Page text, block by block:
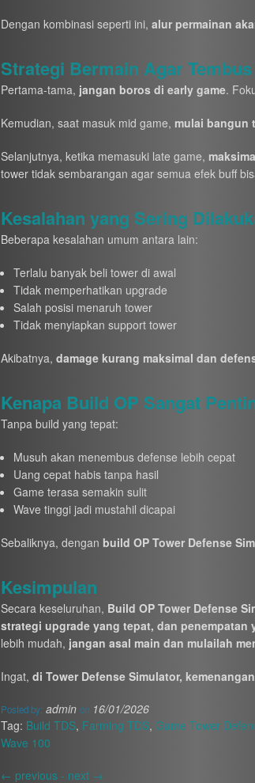
Dengan kombinasi seperti ini, alur permainan
Strategi Bermain Agar Tembus
Pertama-tama, jangan boros di early game.
Kemudian, saat masuk mid game, mulai bangun
Selanjutnya, ketika memasuki late game,
tower tidak sembarangan agar semua efek buff
Kesalahan yang Sering
Beberapa kesalahan umum antara lain:
Terlalu banyak beli tower di awal
Tidak memperhatikan upgrade
Salah posisi menaruh tower
Tidak menyiapkan support tower
Akibatnya, damage kurang maksimal dan
Kenapa Build OP Sangat
Tanpa build yang tepat:
Musuh akan menembus defense lebih cepat
Uang cepat habis tanpa hasil
Game terasa semakin sulit
Wave tinggi jadi mustahil dicapai
Sebaliknya, dengan build OP Tower Defense
Kesimpulan
Secara keseluruhan, Build OP Tower Defense
strategi upgrade yang tepat, dan penempatan
lebih mudah, jangan asal main dan mulailah
Ingat, di Tower Defense Simulator,
Posted by: admin on 16/01/2026
Tag: Build TDS, Farming TDS, Game Tower
Wave 100
← previous - next →